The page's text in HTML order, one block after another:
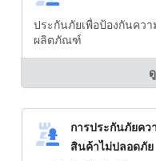
ประกันภัยเพื่อป้องกันคว
ผลิตภัณฑ์
การประกันภัยคว
สินค้าไม่ปลอดภัย